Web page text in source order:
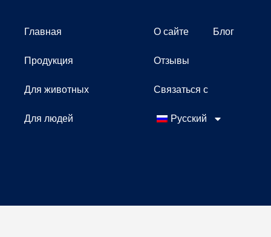
Главная
Продукция
Для животных
Для людей
О сайте Блог
Отзывы
Связаться с
Русский